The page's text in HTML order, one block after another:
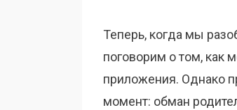
Теперь, когда мы
поговорим о том, как
приложения. Однако
момент: обман